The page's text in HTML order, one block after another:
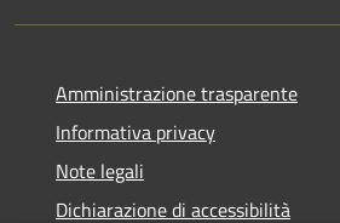
Amministrazione trasparente
Informativa privacy
Note legali
Dichiarazione di accessibilità